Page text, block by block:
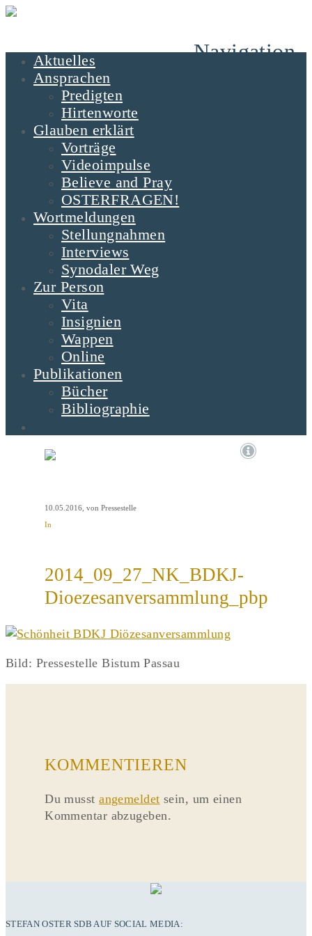
Navigation
Aktuelles
Ansprachen
Predigten
Hirtenworte
Glauben erklärt
Vorträge
Videoimpulse
Believe and Pray
OSTERFRAGEN!
Wortmeldungen
Stellungnahmen
Interviews
Synodaler Weg
Zur Person
Vita
Insignien
Wappen
Online
Publikationen
Bücher
Bibliographie
10.05.2016 , von Pressestelle
In
2014_09_27_NK_BDKJ-
Dioezesanversammlung_pbp
Bild: Pressestelle Bistum Passau
KOMMENTIEREN
Du musstangemeldet sein, um einen
Kommentar abzugeben.
STEFAN OSTER SDB AUF SOCIAL MEDIA: